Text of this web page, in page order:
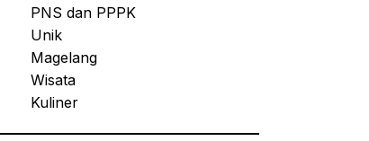
PNS dan PPPK
Unik
Magelang
Wisata
Kuliner